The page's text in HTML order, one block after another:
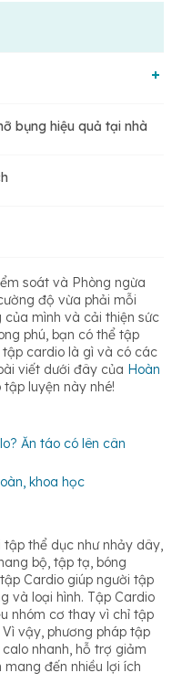
suyễn
bụng hiệu quả tại nhà
soát và Phòng ngừa
độ vừa phải mỗi
mình và cải thiện sức
phú, bạn có thể tập
cardio là gì và có các
viết dưới đây của Hoàn
luyện này nhé!
Ăn táo có lên cân
khoa học
thể dục như nhảy dây,
bộ, tập tạ, bóng
Cardio giúp người tập
và loại hình. Tập Cardio
nhóm cơ thay vì chỉ tập
vậy, phương pháp tập
nhanh, hỗ trợ giảm
đến nhiều lợi ích